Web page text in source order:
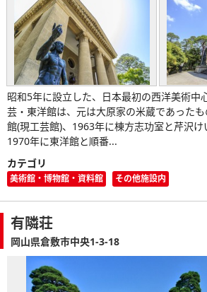
昭和5年に設立した、日本最初の西洋美術中
芸・東洋館は、元は大原家の米蔵であった
館(現工芸館)、1963年に棟方志功室と芹沢け
1970年に東洋館と順番...
カテゴリ
美術館・博物館・資料館 その他施設内
有隣荘
岡山県倉敷市中央1-3-18